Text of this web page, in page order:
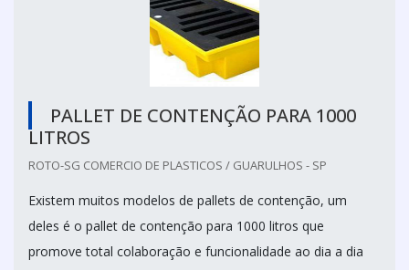
PALLET DE CONTENÇÃO PARA 1000
LITROS
ROTO-SG COMERCIO DE PLASTICOS / GUARULHOS - SP
Existem muitos modelos de pallets de contenção, um
deles é o pallet de contenção para 1000 litros que
promove total colaboração e funcionalidade ao dia a dia